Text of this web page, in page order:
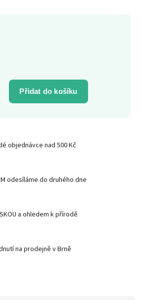
Přidat do košíku
objednávce nad 500 Kč
odesíláme do druhého dne
a ohledem k přírodě
na prodejně v Brně